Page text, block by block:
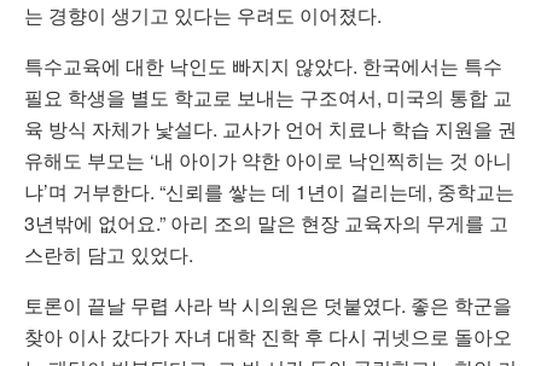
는 경향이 생기고 있다는 우려도 이어졌다.
특수교육에 대한 낙인도 빠지지 않았다. 한국에서는 특수
필요 학생을 별도 학교로 보내는 구조여서, 미국의 통합 교
육 방식 자체가 낯설다. 교사가 언어 치료나 학습 지원을 권
유해도 부모는 ‘내 아이가 약한 아이로 낙인찍히는 것 아니
냐’며 거부한다. “신뢰를 쌓는 데 1년이 걸리는데, 중학교는
3년밖에 없어요.” 아리 조의 말은 현장 교육자의 무게를 고
스란히 담고 있었다.
토론이 끝날 무렵 사라 박 시의원은 덧붙였다. 좋은 학군을
찾아 이사 갔다가 자녀 대학 진학 후 다시 귀넷으로 돌아오